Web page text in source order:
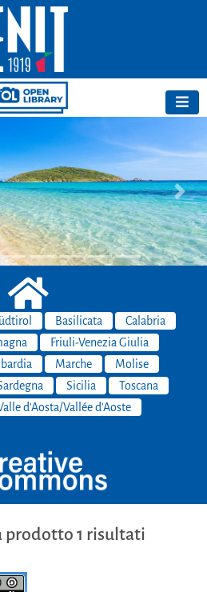
Next
Basilicata
Calabria
Friuli-Venezia Giulia
Marche
Molise
Sicilia
Toscana
d'Aosta/Vallée d'Aoste
prodotto 1 risultati